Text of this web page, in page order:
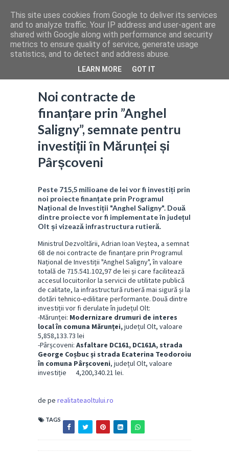
Noi contracte de
finanțare prin ”Anghel
Saligny”, semnate pentru
investiții în Mărunței și
Pârșcoveni
Peste 715,5 milioane de lei vor fi investiți prin
noi proiecte finanțate prin Programul
Național de Investiții "Anghel Saligny". Două
dintre proiecte vor fi implementate în județul
Olt și vizează infrastructura rutieră.
Ministrul Dezvoltării, Adrian Ioan Veştea, a semnat
68 de noi contracte de finanțare prin Programul
Național de Investiții "Anghel Saligny", în valoare
totală de 715.541.102,97 de lei și care facilitează
accesul locuitorilor la servicii de utilitate publică
de calitate, la infrastructură rutieră mai sigură și la
dotări tehnico-edilitare performante. Două dintre
investiții vor fi derulate în județul Olt:
-Mărunței: Modernizare drumuri de interes
local în comuna Mărunței,județul Olt, valoare
5,858,133.73 lei
-Pârșcoveni: Asfaltare DC161, DC161A, strada
George Coșbuc și strada Ecaterina Teodoroiu
în comuna Pârșcoveni, județul Olt, valoare
investiție 4,200,340.21 lei.
de pe realitateaoltului.ro
TAGS
This site uses cookies from Google to deliver its services
and to analyze traffic. Your IP address and user-agent are
shared with Google along with performance and security
metrics to ensure quality of service, generate usage
statistics, and to detect and address abuse.
LEARN MORE GOT IT